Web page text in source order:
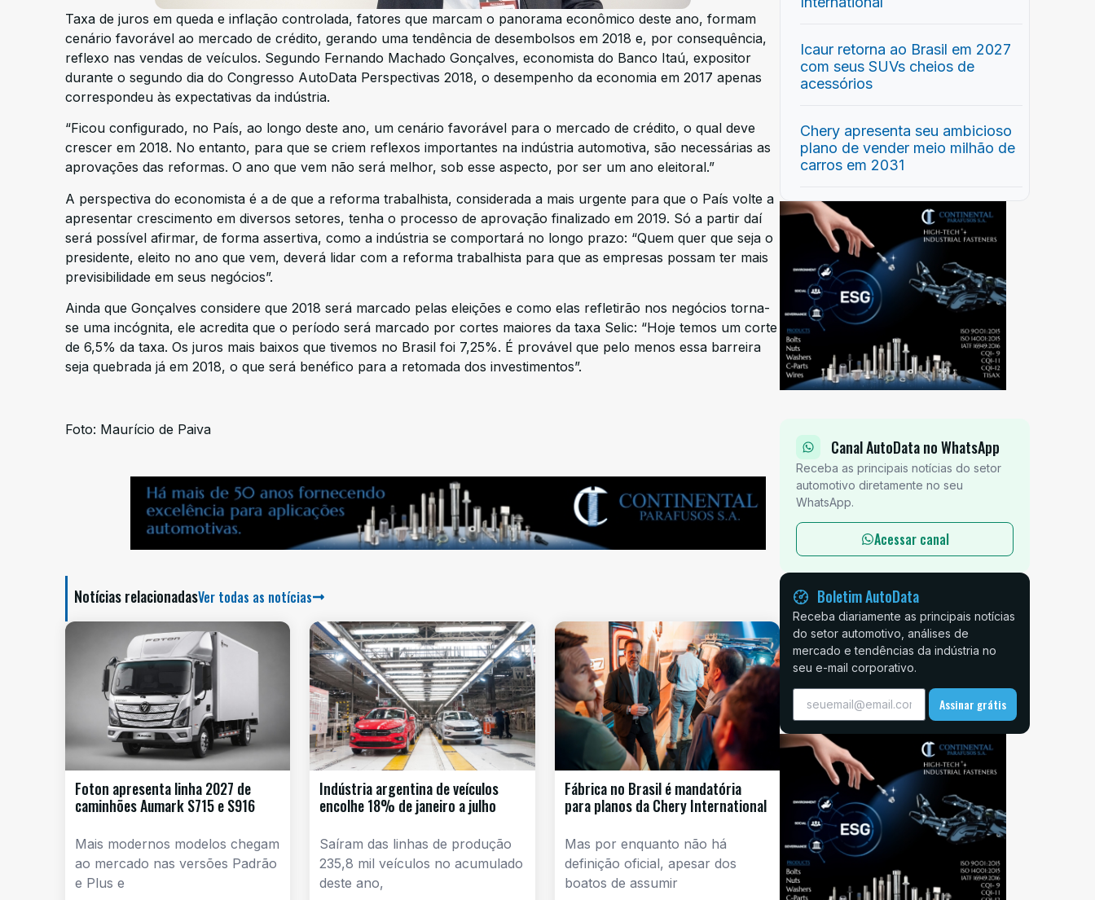
Taxa de juros em queda e inflação controlada, fatores que marcam o panorama econômico deste ano, formam
cenário favorável ao mercado de crédito, gerando uma tendência de desembolsos em 2018 e, por consequência,
reflexo nas vendas de veículos. Segundo Fernando Machado Gonçalves, economista do Banco Itaú, expositor
durante o segundo dia do Congresso AutoData Perspectivas 2018, o desempenho da economia em 2017 apenas
correspondeu às expectativas da indústria.
“Ficou configurado, no País, ao longo deste ano, um cenário favorável para o mercado de crédito, o qual deve
crescer em 2018. No entanto, para que se criem reflexos importantes na indústria automotiva, são necessárias as
aprovações das reformas. O ano que vem não será melhor, sob esse aspecto, por ser um ano eleitoral.”
A perspectiva do economista é a de que a reforma trabalhista, considerada a mais urgente para que o País volte a
apresentar crescimento em diversos setores, tenha o processo de aprovação finalizado em 2019. Só a partir daí
será possível afirmar, de forma assertiva, como a indústria se comportará no longo prazo: “Quem quer que seja o
presidente, eleito no ano que vem, deverá lidar com a reforma trabalhista para que as empresas possam ter mais
previsibilidade em seus negócios”.
Ainda que Gonçalves considere que 2018 será marcado pelas eleições e como elas refletirão nos negócios torna-
se uma incógnita, ele acredita que o período será marcado por cortes maiores da taxa Selic: “Hoje temos um corte
de 6,5% da taxa. Os juros mais baixos que tivemos no Brasil foi 7,25%. É provável que pelo menos essa barreira
seja quebrada já em 2018, o que será benéfico para a retomada dos investimentos”.
Foto: Maurício de Paiva
Notícias relacionadasVer todas as notícias
Foton apresenta linha 2027 de
caminhões Aumark S715 e S916
Mais modernos modelos chegam
ao mercado nas versões Padrão
e Plus e
Indústria argentina de veículos
encolhe 18% de janeiro a julho
Saíram das linhas de produção
235,8 mil veículos no acumulado
deste ano,
Fábrica no Brasil é mandatória
para planos da Chery International
Mas por enquanto não há
definição oficial, apesar dos
boatos de assumir
Icaur retorna ao Brasil em 2027
com seus SUVs cheios de
acessórios
Chery apresenta seu ambicioso
plano de vender meio milhão de
carros em 2031
Canal AutoData no WhatsApp
Receba as principais notícias do setor
automotivo diretamente no seu
WhatsApp.
Acessar canal
Boletim AutoData
Receba diariamente as principais notícias
do setor automotivo, análises de
mercado e tendências da indústria no
seu e-mail corporativo.
Assinar grátis